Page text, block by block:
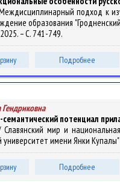
подход к
образования
– С. 741-749.
Подробнее
Гендриковна
потенциал
мир и
имени Янки
Подробнее